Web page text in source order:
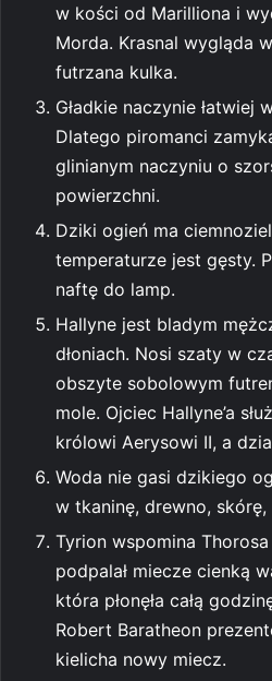
w kości od Marilliona i
Morda. Krasnal wygląda
futrzana kulka.
Gładkie naczynie łatwiej
Dlatego piromanci
glinianym naczyniu o
powierzchni.
Dziki ogień ma
temperaturze jest gęsty.
naftę do lamp.
Hallyne jest bladym
dłoniach. Nosi szaty w
obszyte sobolowym
mole. Ojciec Hallyne’a
królowi Aerysowi II, a
Woda nie gasi dzikiego
w tkaninę, drewno, skórę,
Tyrion wspomina Thorosa
podpalał miecze cienką
która płonęła całą
Robert Baratheon
kielicha nowy miecz.